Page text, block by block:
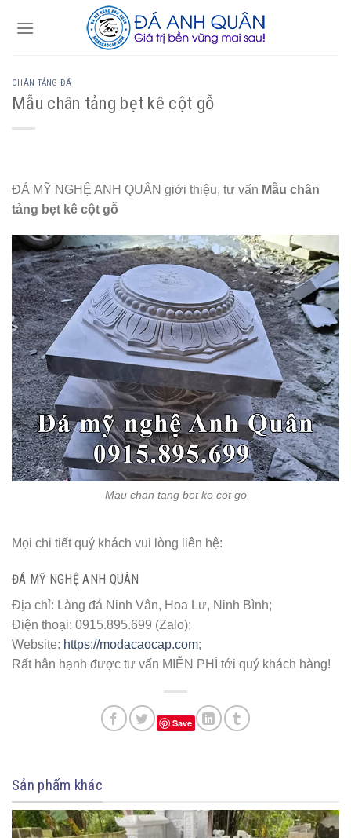
CHÂN TẢNG ĐÁ
Mẫu chân tảng bẹt kê cột gỗ
ĐÁ MỸ NGHỆ ANH QUÂN giới thiệu, tư vấn Mẫu chân
tảng bẹt kê cột gỗ
Mau chan tang bet ke cot go
Mọi chi tiết quý khách vui lòng liên hệ:
ĐÁ MỸ NGHỆ ANH QUÂN
Địa chỉ: Làng đá Ninh Vân, Hoa Lư, Ninh Bình;
Điện thoại: 0915.895.699 (Zalo);
Website: https://modacaocap.com;
Rất hân hạnh được tư vấn MIỄN PHÍ tới quý khách hàng!
Save
Sản phẩm khác